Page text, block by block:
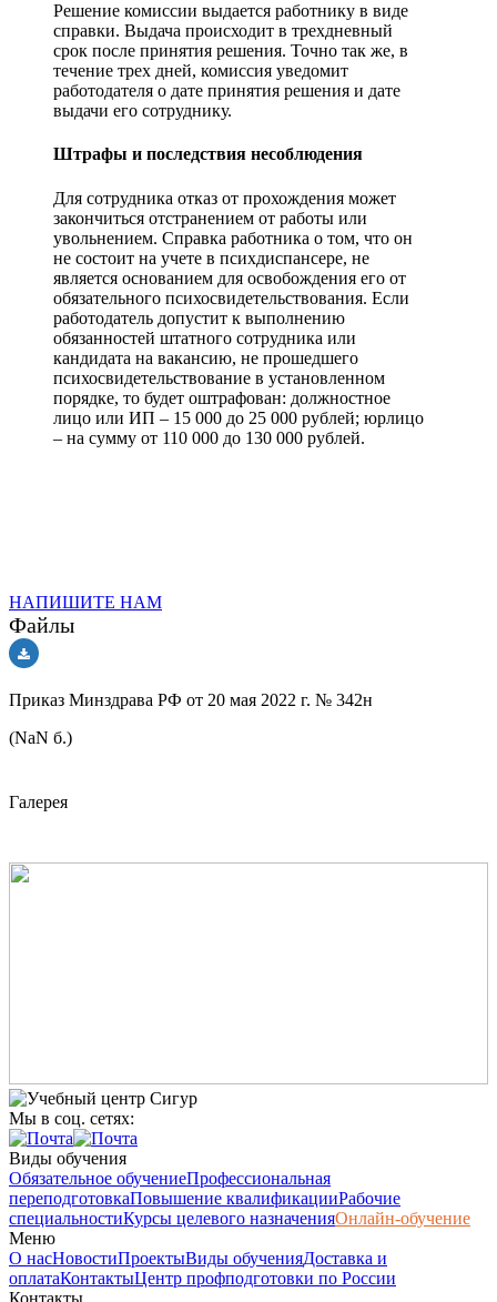
Решение комиссии выдается работнику в виде
справки. Выдача происходит в трехдневный
срок после принятия решения. Точно так же, в
течение трех дней, комиссия уведомит
работодателя о дате принятия решения и дате
выдачи его сотруднику.
Штрафы и последствия несоблюдения
Для сотрудника отказ от прохождения может
закончиться отстранением от работы или
увольнением. Справка работника о том, что он
не состоит на учете в психдиспансере, не
является основанием для освобождения его от
обязательного психосвидетельствования. Если
работодатель допустит к выполнению
обязанностей штатного сотрудника или
кандидата на вакансию, не прошедшего
психосвидетельствование в установленном
порядке, то будет оштрафован: должностное
лицо или ИП – 15 000 до 25 000 рублей; юрлицо
– на сумму от 110 000 до 130 000 рублей.
НАПИШИТЕ НАМ
Файлы
Приказ Минздрава РФ от 20 мая 2022 г. № 342н
(NaN б.)
Галерея
Мы в соц. сетях:
Виды обучения
Обязательное обучениеПрофессиональная
переподготовкаПовышение квалификацииРабочие
специальностиКурсы целевого назначенияОнлайн-обучение
Меню
О насНовостиПроектыВиды обученияДоставка и
оплатаКонтактыЦентр профподготовки по России
Контакты